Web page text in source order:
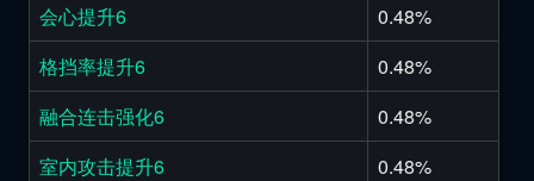
会心提升6
0.48%
格挡率提升6
0.48%
融合连击强化6
0.48%
室内攻击提升6
0.48%